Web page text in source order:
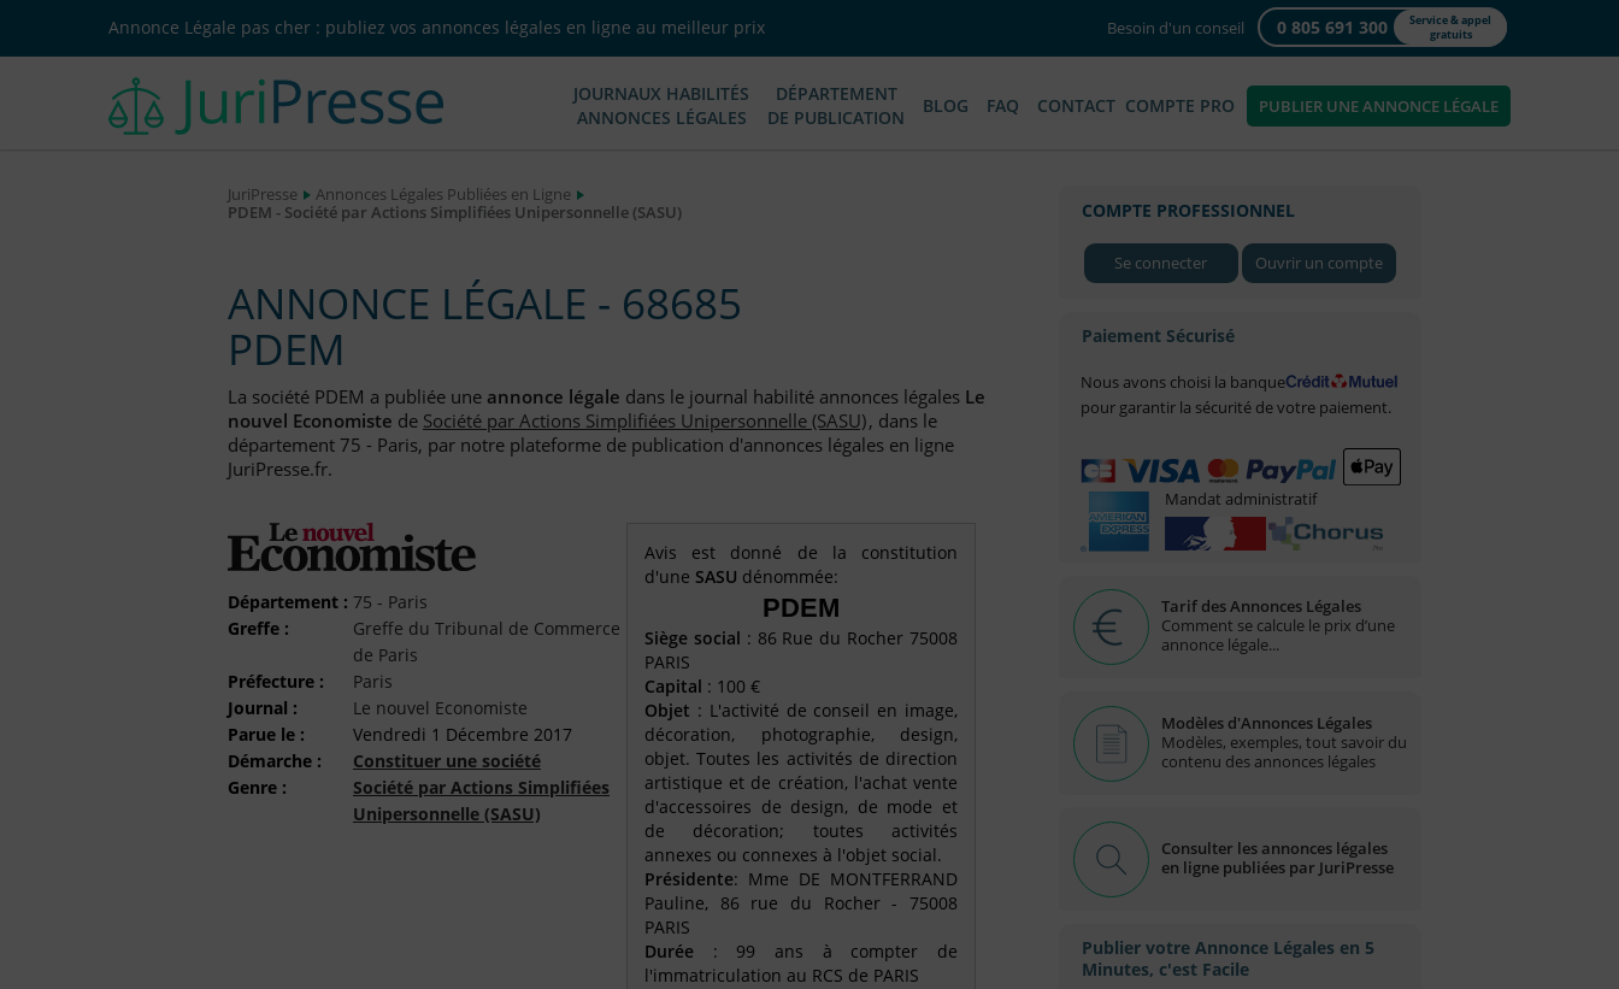
Annonce Légale pas cher : publiez vos annonces légales en ligne au meilleur prix Besoin d'un conseil 0 805 691 300
Service & appel
gratuits
JOURNAUX HABILITÉS
ANNONCES LÉGALES
DÉPARTEMENT
DE PUBLICATION
BLOG FAQ CONTACT COMPTE PRO PUBLIER UNE ANNONCE LÉGALE
JuriPresse
Annonces Légales Publiées en Ligne
PDEM - Société par Actions Simplifiées Unipersonnelle (SASU)
ANNONCE LÉGALE - 68685
PDEM
La société PDEM a publiée une annonce légale dans le journal habilité annonces légales Le
nouvel Economiste de Société par Actions Simplifiées Unipersonnelle (SASU), dans le
département 75 - Paris, par notre plateforme de publication d'annonces légales en ligne
JuriPresse.fr.
Département : 75 - Paris
Greffe :
Greffe du Tribunal de Commerce
de Paris
Préfecture :
Paris
Journal :
Le nouvel Economiste
Parue le :
Vendredi 1 Décembre 2017
Démarche :
Constituer une société
Genre :
Société par Actions Simplifiées
Unipersonnelle (SASU)
Avis est donné de la constitution
d'une SASU dénommée:
PDEM
Siège social : 86 Rue du Rocher 75008
PARIS
Capital : 100 €
Objet : L'activité de conseil en image,
décoration, photographie, design,
objet. Toutes les activités de direction
artistique et de création, l'achat vente
d'accessoires de design, de mode et
de décoration; toutes activités
annexes ou connexes à l'objet social.
Présidente: Mme DE MONTFERRAND
Pauline, 86 rue du Rocher - 75008
PARIS
Durée : 99 ans à compter de
l'immatriculation au RCS de PARIS
COMPTE PROFESSIONNEL
Se connecter Ouvrir un compte
Paiement Sécurisé
Nous avons choisi la banque
pour garantir la sécurité de votre paiement.
Mandat administratif
Tarif des Annonces Légales
Comment se calcule le prix d’une
annonce légale...
Modèles d'Annonces Légales
Modèles, exemples, tout savoir du
contenu des annonces légales
Consulter les annonces légales
en ligne publiées par JuriPresse
Publier votre Annonce Légales en 5
Minutes, c'est Facile